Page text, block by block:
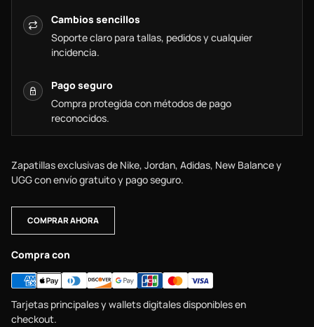
Cambios sencillos
Soporte claro para tallas, pedidos y cualquier
incidencia.
Pago seguro
Compra protegida con métodos de pago
reconocidos.
Zapatillas exclusivas de Nike, Jordan, Adidas, New Balance y
UGG con envío gratuito y pago seguro.
COMPRAR AHORA
Compra con
Tarjetas principales y wallets digitales disponibles en
checkout.